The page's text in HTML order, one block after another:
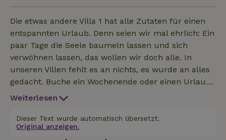
Die etwas andere Villa 1 hat alle Zutaten für einen
entspannten Urlaub. Denn seien wir mal ehrlich: Ein
paar Tage die Seele baumeln lassen und sich
verwöhnen lassen, das wollen wir doch alle. In
unseren Villen fehlt es an nichts, es wurde an alles
gedacht. Buche ein Wochenende oder einen Urlaub
in einem luxuriösen Ferienhaus, um einander und
ist komplett nachhaltig und unter Architektur
gebaut. Es gibt Erdwärme in der Villa, so dass das
Weiterlesen
Dieser Text wurde automatisch übersetzt.
Original anzeigen.